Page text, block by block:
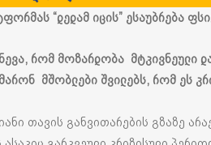
“დედამ იცის” ესაუბრება
, რომ მოზარდობა მტკივნეული
მშობლები შვილებს, რომ ეს
თავის განვითარების გზაზე